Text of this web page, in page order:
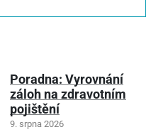
Poradna: Vyrovnání
záloh na zdravotním
pojištění
9. srpna 2026